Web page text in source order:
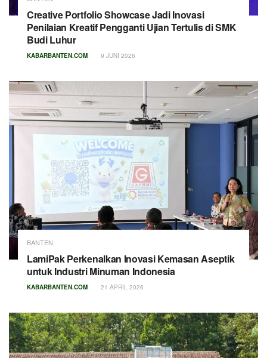
Creative Portfolio Showcase Jadi Inovasi
Penilaian Kreatif Pengganti Ujian Tertulis di SMK
Budi Luhur
KABARBANTEN.COM 9 JUNI 2026
BANTEN
LamiPak Perkenalkan Inovasi Kemasan Aseptik
untuk Industri Minuman Indonesia
KABARBANTEN.COM 21 APRIL 2026